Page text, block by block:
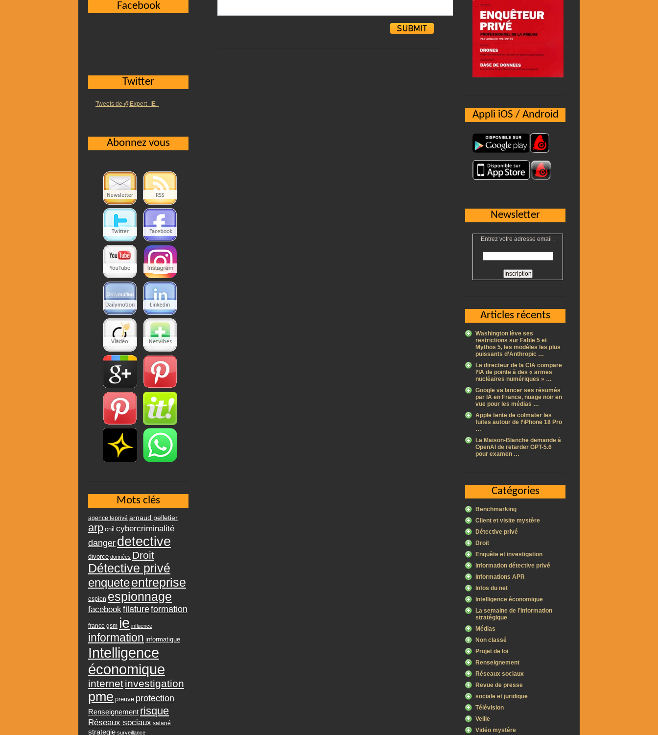
Appli iOS / Android
Newsletter
Entrez votre adresse email :
Articles récents
Washington lève ses
restrictions sur Fable 5 et
Mythos 5, les modèles les plus
puissants d’Anthropic …
Le directeur de la CIA compare
l’IA de pointe à des « armes
nucléaires numériques » …
Google va lancer ses résumés
par IA en France, nuage noir en
vue pour les médias …
Apple tente de colmater les
fuites autour de l’iPhone 18 Pro
…
La Maison-Blanche demande à
OpenAI de retarder GPT-5.6
pour examen …
Catégories
Benchmarking
Client et visite mystère
Détective privé
Droit
Enquête et investigation
information détective privé
Informations APR
Infos du net
Intelligence économique
La semaine de l’information
stratégique
Médias
Non classé
Projet de loi
Renseignement
Réseaux sociaux
Revue de presse
sociale et juridique
Télévision
Veille
Vidéo mystère
Facebook
Twitter
Tweets de @Expert_IE_
Abonnez vous
Mots clés
agence leprivé arnaud pelletier
arp cnil cybercriminalité
danger detective
divorce données Droit
Détective privé
enqueteentreprise
espion espionnage
facebookfilatureformation
france gsm ie influence
information informatique
Intelligence
économique
internetinvestigation
pme preuve protection
Renseignement risque
Réseaux sociaux salarié
strategie surveillance